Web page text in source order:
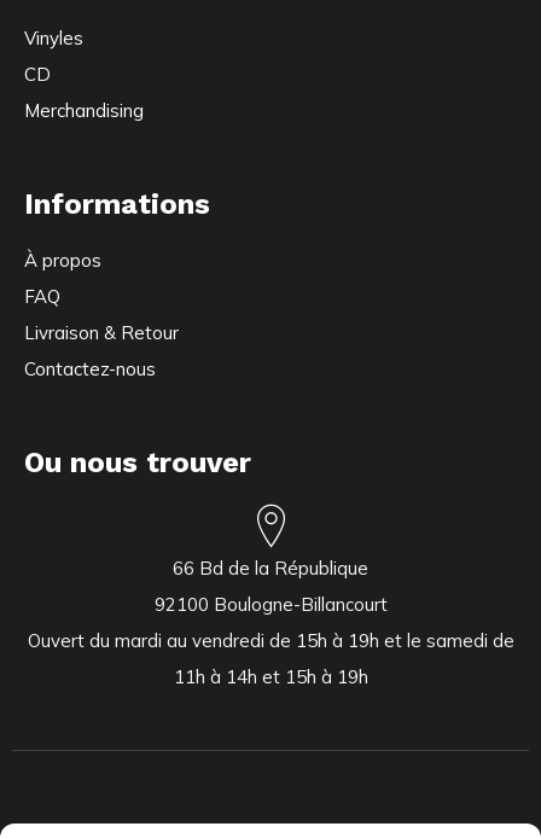
Vinyles
CD
Merchandising
Informations
À propos
FAQ
Livraison & Retour
Contactez-nous
Ou nous trouver
66 Bd de la République
92100 Boulogne-Billancourt
Ouvert du mardi au vendredi de 15h à 19h et le samedi de
11h à 14h et 15h à 19h